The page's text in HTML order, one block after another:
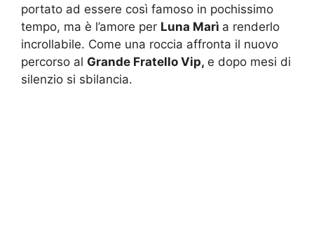
portato ad essere così famoso in pochissimo
tempo, ma è l’amore per Luna Marì a renderlo
incrollabile. Come una roccia affronta il nuovo
percorso al Grande Fratello Vip, e dopo mesi di
silenzio si sbilancia.